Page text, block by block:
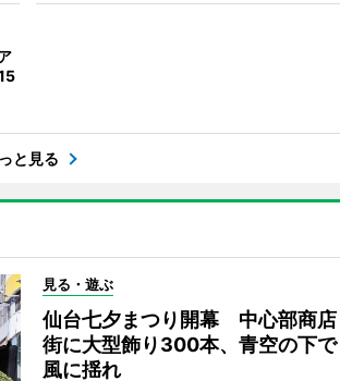
と見る
見る・遊ぶ
仙台七夕まつり開幕 中心部商店
街に大型飾り300本、青空の下で
風に揺れ